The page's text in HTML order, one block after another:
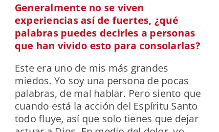
Generalmente no se viven
experiencias así de fuertes, ¿qué
palabras puedes decirles a personas
que han vivido esto para consolarlas?
Este era uno de mis más grandes
miedos. Yo soy una persona de pocas
palabras, de mal hablar. Pero siento que
cuando está la acción del Espíritu Santo
todo fluye, así que solo tienes que dejar